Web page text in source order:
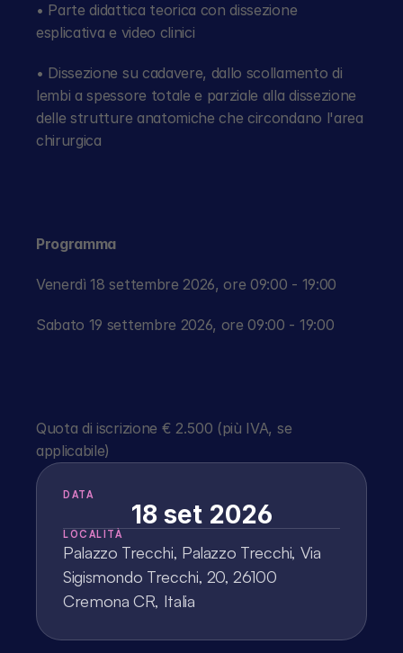
• Parte didattica teorica con dissezione
esplicativa e video clinici
• Dissezione su cadavere, dallo scollamento di
lembi a spessore totale e parziale alla dissezione
delle strutture anatomiche che circondano l'area
chirurgica
Programma
Venerdì 18 settembre 2026, ore 09:00 - 19:00
Sabato 19 settembre 2026, ore 09:00 - 19:00
Quota di iscrizione € 2.500 (più IVA, se
applicabile)
DATA
18 set 2026
LOCALITÀ
Palazzo Trecchi, Palazzo Trecchi, Via
Sigismondo Trecchi, 20, 26100
Cremona CR, Italia